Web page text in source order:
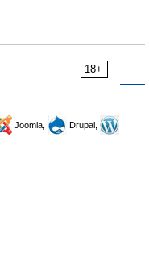
18+
Joomla,
Drupal,